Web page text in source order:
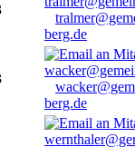
berg.de
berg.de